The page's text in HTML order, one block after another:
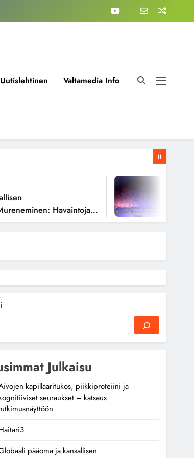
Valtamedia Info
Havaintoja
Julkaisu
kapillaaritukos, piikkiproteiini ja
seuraukset – katsaus
pääoma ja kansallisen